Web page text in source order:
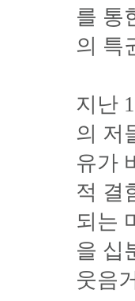
를 통
의 특
지난
의 저
유가
적 결
되는
을 십
웃음